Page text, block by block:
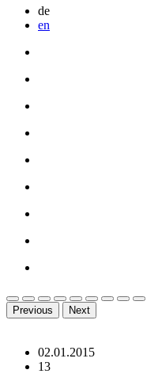
de
en
Previous Next
02.01.2015
13